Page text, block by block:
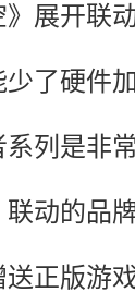
展开联
了硬件
列是非
动的品
送正版游